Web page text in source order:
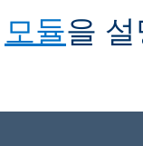
모듈을